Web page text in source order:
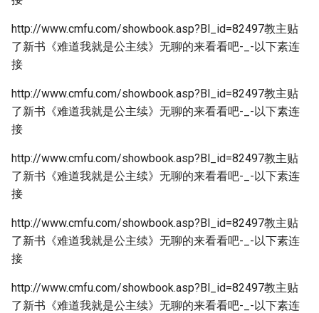
http://www.cmfu.com/showbook.asp?Bl_id=82497教主贴
了新书《难道我就是公主续》无聊的来看看吧-_-以下素连
接
http://www.cmfu.com/showbook.asp?Bl_id=82497教主贴
了新书《难道我就是公主续》无聊的来看看吧-_-以下素连
接
http://www.cmfu.com/showbook.asp?Bl_id=82497教主贴
了新书《难道我就是公主续》无聊的来看看吧-_-以下素连
接
http://www.cmfu.com/showbook.asp?Bl_id=82497教主贴
了新书《难道我就是公主续》无聊的来看看吧-_-以下素连
接
http://www.cmfu.com/showbook.asp?Bl_id=82497教主贴
了新书《难道我就是公主续》无聊的来看看吧-_-以下素连